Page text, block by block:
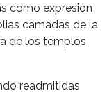
como expresión
camadas de la
de los templos
readmitidas